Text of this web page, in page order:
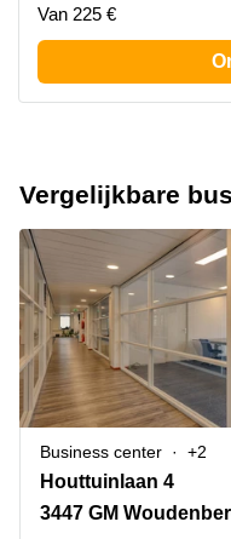
Van 225 €
Vergelijkbare
Business center +2
Houttuinlaan 4
3447 GM